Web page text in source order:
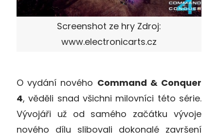
Screenshot ze hry Zdroj:
www.electronicarts.cz
O vydání nového Command & Conquer
4, věděli snad všichni milovníci této série.
Vývojáři už od samého začátku vývoje
nového dílu slibovali dokonalé završení